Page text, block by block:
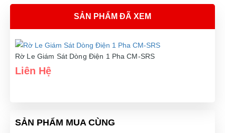
SẢN PHẨM ĐÃ XEM
Rờ Le Giám Sát Dòng Điện 1 Pha CM-SRS
Liên Hệ
SẢN PHẨM MUA CÙNG